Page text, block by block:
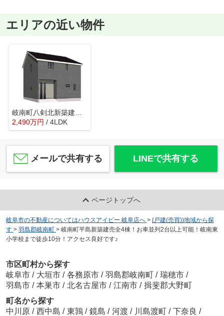
エリアの近い物件
2,490万円 / 4LDK
メールで共有する LINEで共有する
ページトップへ
岐阜市の不動産についてはハウスアイビー 岐阜店へ > (戸建(売買))地域から探
す > 羽島郡岐南町 > 岐南町平島新築建売全4棟！お車並列2台以上可能！岐南東
小学校まで徒歩10分！アクセス良好です♪
市区町村から探す
岐阜市 / 大垣市 / 各務原市 / 羽島郡岐南町 / 瑞穂市 /
羽島市 / 本巣市 / 北名古屋市 / 江南市 / 揖斐郡大野町
町名から探す
中川原 / 西中島 / 東鶉 / 鏡島 / 河渡 / 川島渡町 / 下奈良 /